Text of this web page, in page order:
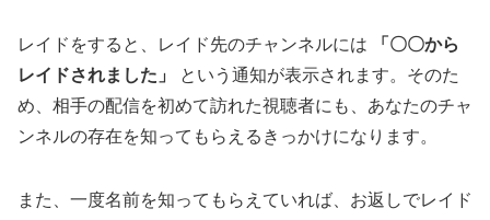
レイドをすると、レイド先のチャンネルには
「〇〇から
レイドされました」
という通知が表示されます。そのた
め、相手の配信を初めて訪れた視聴者にも、あなたのチャ
ンネルの存在を知ってもらえるきっかけになります。
また、一度名前を知ってもらえていれば、お返しでレイド